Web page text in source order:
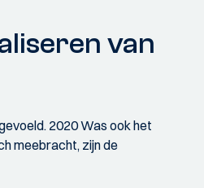
van
2020 Was ook het
meebracht, zijn de